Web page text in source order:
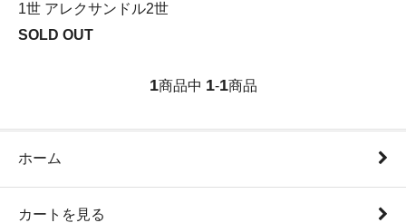
1世 アレクサンドル2世
SOLD OUT
1商品中 1-1商品
ホーム
カートを見る